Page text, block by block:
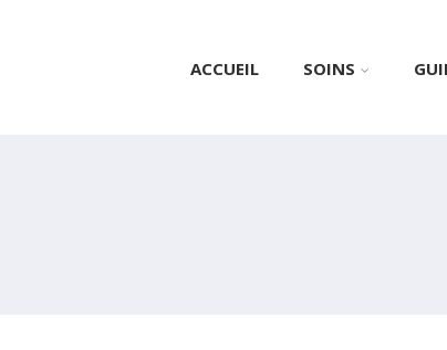
ACCUEIL SOINS